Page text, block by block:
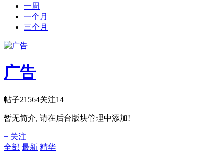
一周
一个月
三个月
广告
帖子21564关注14
暂无简介, 请在后台版块管理中添加!
+ 关注
全部 最新 精华